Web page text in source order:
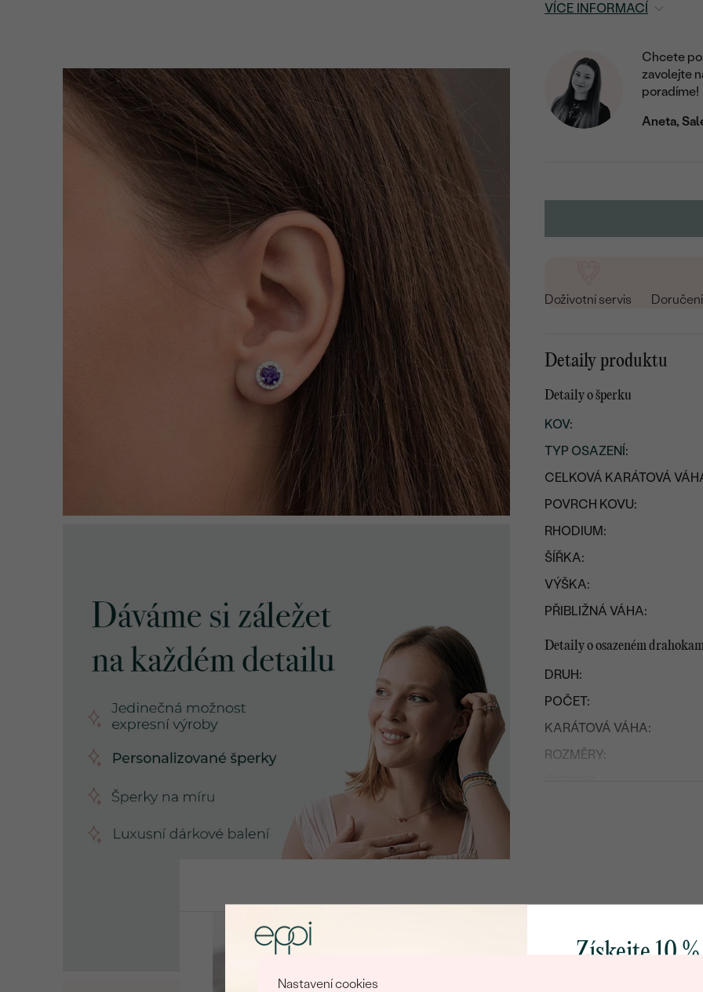
Nastavení cookies
VÍCE INFORMACÍ
Chcete
zavolejte
poradíme!
Aneta,
Doživotní servis
Detaily produktu
Detaily o šperku
KOV:
TYP OSAZENÍ:
CELKOVÁ KARÁTOVÁ
POVRCH KOVU:
RHODIUM:
ŠÍŘKA:
VÝŠKA:
PŘIBLIŽNÁ VÁHA:
Detaily o osazeném
DRUH:
POČET:
KARÁTOVÁ VÁHA:
ROZMĚRY:
KARÁTOVÁ VÁHA:
Získejte 10